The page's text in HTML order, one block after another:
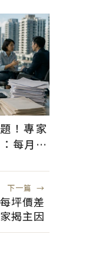
！專家
每月多
下一篇 →
坪價差
揭主因